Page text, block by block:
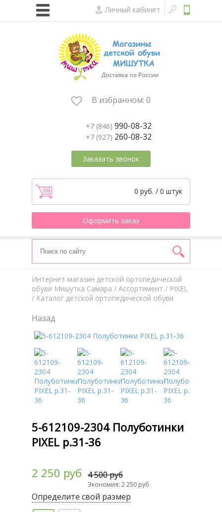
Личный кабинет
В избранном: 0
+7 (846) 990-08-32
+7 (927) 260-08-32
Заказать звонок
0 руб. / 0 штук
Оформить заказ
Интернет-магазин детской ортопедической
обуви Мишутка Самара / Aссортимент / PIXEL
/ Каталог детской ортопедической обуви
Назад
5-612109-2304 Полуботинки
PIXEL р.31-36
2 250 руб 4 500 руб
Экономия: 2 250 руб
Определите свой размер